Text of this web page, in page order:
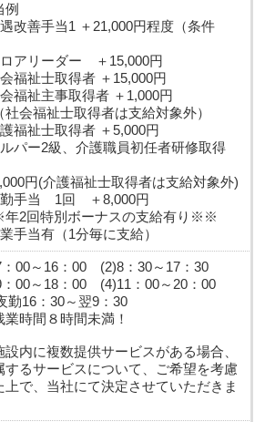
例
改善手当1 ＋21,000円程度（条件
アリーダー ＋15,000円
福祉士取得者 ＋15,000円
福祉主事取得者 ＋1,000円
会福祉士取得者は支給対象外）
福祉士取得者 ＋5,000円
パー2級、介護職員初任者研修取得
円(介護福祉士取得者は支給対象外)
手当 1回 ＋8,000円
2回特別ボーナスの支給有り※※
手当有（1分毎に支給）
：00～16：00 (2)8：30～17：30
：00～18：00 (4)11：00～20：00
勤16：30～翌9：30
業時間８時間未満！
内に複数提供サービスがある場合、
するサービスについて、ご希望を考慮
上で、当社にて決定させていただきま